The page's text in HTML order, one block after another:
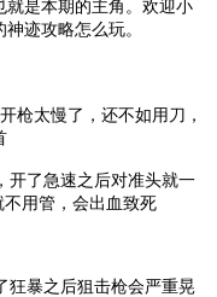
是本期的主角。 欢迎小
神迹攻略怎么玩。
枪太慢了，还不如用刀，
开了急速之后对准头就一
用管，会出血致死
狂暴之后狙击枪会严重晃